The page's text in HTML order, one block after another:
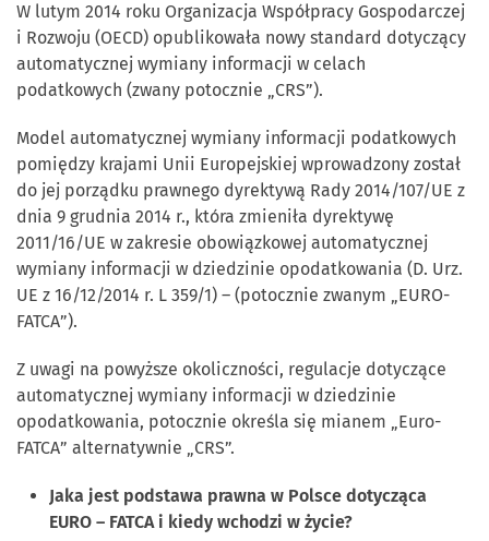
W lutym 2014 roku Organizacja Współpracy Gospodarczej
i Rozwoju (OECD) opublikowała nowy standard dotyczący
automatycznej wymiany informacji w celach
podatkowych (zwany potocznie „CRS”).
Model automatycznej wymiany informacji podatkowych
pomiędzy krajami Unii Europejskiej wprowadzony został
do jej porządku prawnego dyrektywą Rady 2014/107/UE z
dnia 9 grudnia 2014 r., która zmieniła dyrektywę
2011/16/UE w zakresie obowiązkowej automatycznej
wymiany informacji w dziedzinie opodatkowania (D. Urz.
UE z 16/12/2014 r. L 359/1) – (potocznie zwanym „EURO-
FATCA”).
Z uwagi na powyższe okoliczności, regulacje dotyczące
automatycznej wymiany informacji w dziedzinie
opodatkowania, potocznie określa się mianem „Euro-
FATCA” alternatywnie „CRS”.
Jaka jest podstawa prawna w Polsce dotycząca
EURO – FATCA i kiedy wchodzi w życie?